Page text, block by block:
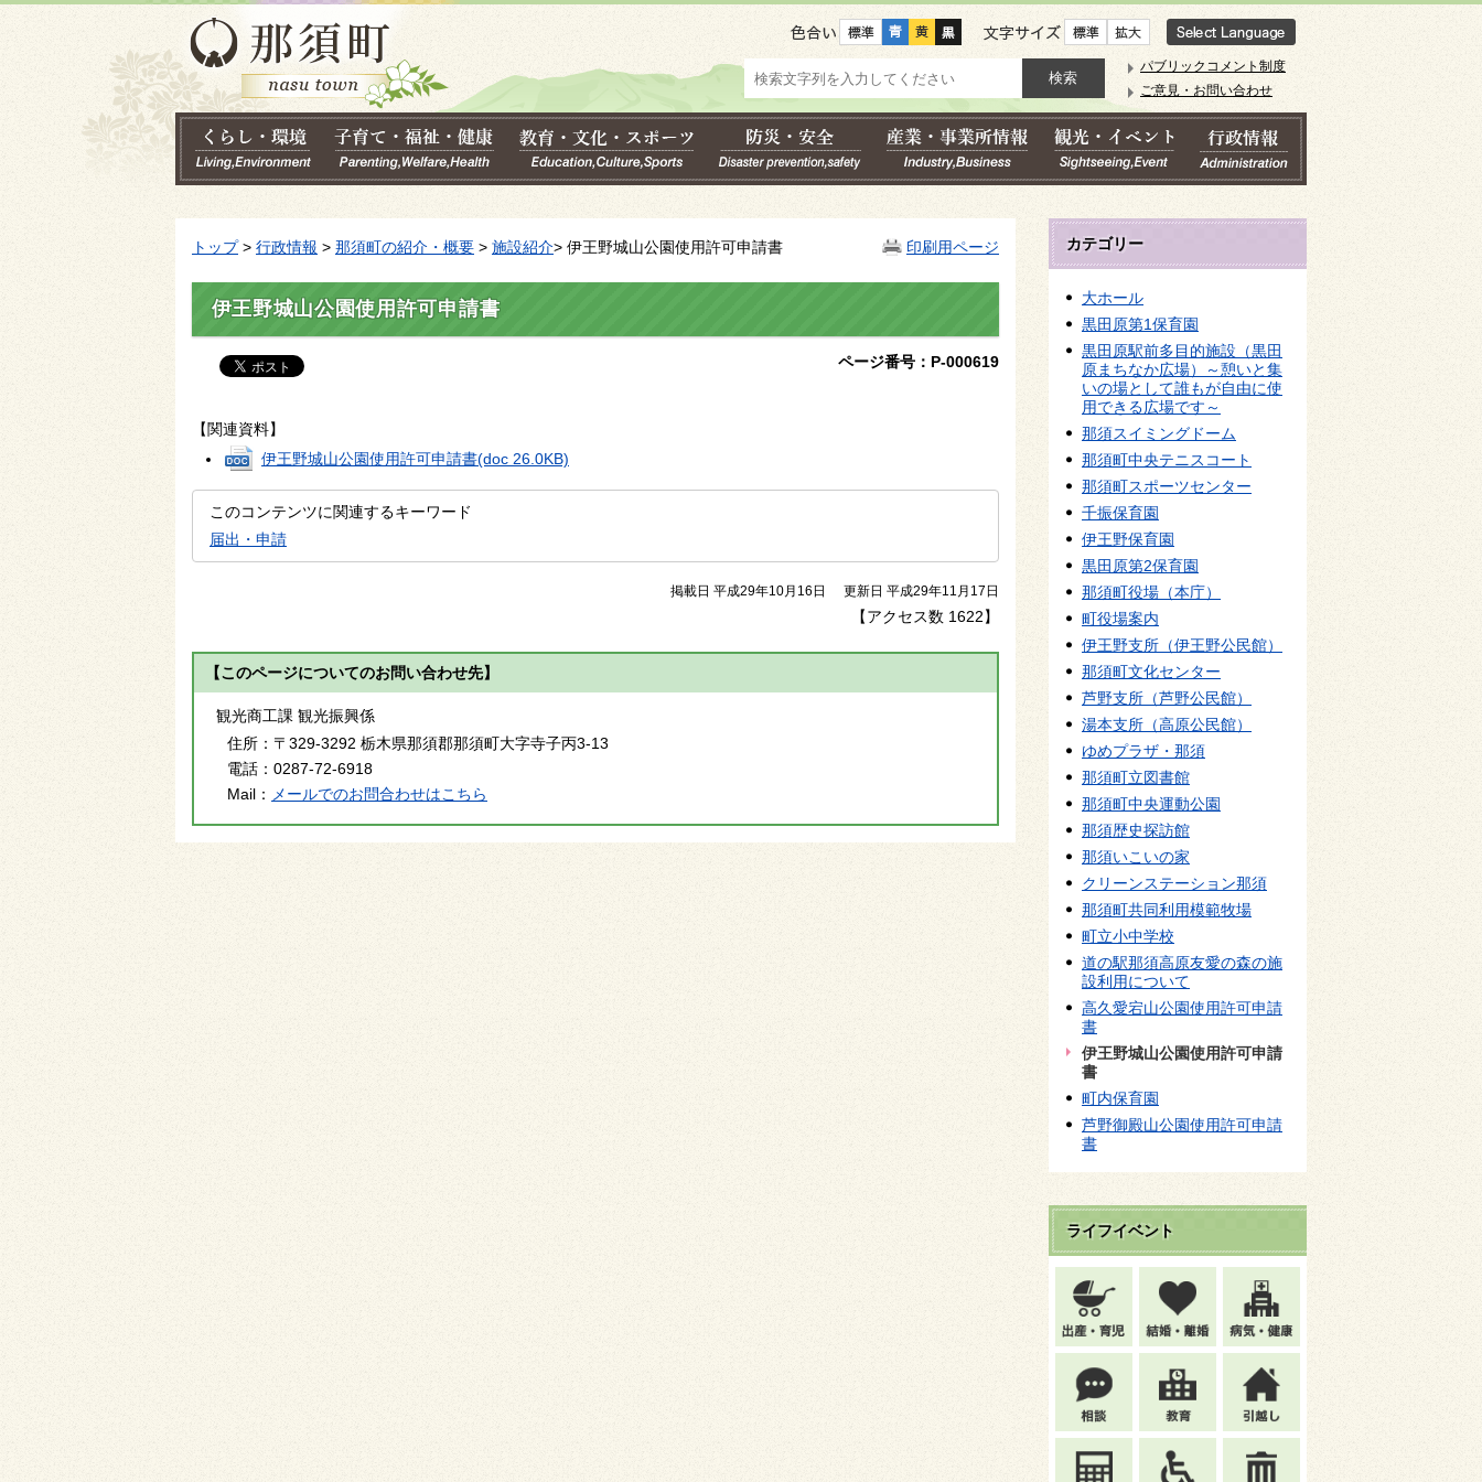
色合い 文字サイズ
パブリックコメント制度
ご意見・お問い合わせ
印刷用ページ
トップ> 行政情報 > 那須町の紹介・概要 > 施設紹介> 伊王野城山公園使用許可申請書
伊王野城山公園使用許可申請書
ページ番号：P-000619
【関連資料】
伊王野城山公園使用許可申請書(doc 26.0KB)
このコンテンツに関連するキーワード
届出・申請
掲載日 平成29年10月16日 更新日 平成29年11月17日
【アクセス数 1622】
【このページについてのお問い合わせ先】
観光商工課 観光振興係
住所： 〒329-3292 栃木県那須郡那須町大字寺子丙3-13
電話： 0287-72-6918
Mail：
メールでのお問合わせはこちら
カテゴリー
大ホール
黒田原第1保育園
黒田原駅前多目的施設（黒田
原まちなか広場）～憩いと集
いの場として誰もが自由に使
用できる広場です～
那須スイミングドーム
那須町中央テニスコート
那須町スポーツセンター
千振保育園
伊王野保育園
黒田原第2保育園
那須町役場（本庁）
町役場案内
伊王野支所（伊王野公民館）
那須町文化センター
芦野支所（芦野公民館）
湯本支所（高原公民館）
ゆめプラザ・那須
那須町立図書館
那須町中央運動公園
那須歴史探訪館
那須いこいの家
クリーンステーション那須
那須町共同利用模範牧場
町立小中学校
道の駅那須高原友愛の森の施
設利用について
高久愛宕山公園使用許可申請
書
伊王野城山公園使用許可申請
書
町内保育園
芦野御殿山公園使用許可申請
書
ライフイベント